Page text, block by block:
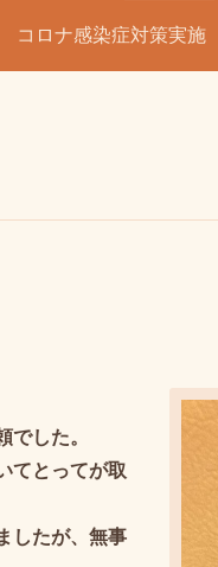
コロナ感染症対策実施
した。
てとってが取
したが、無事